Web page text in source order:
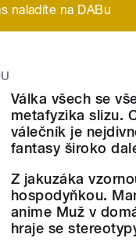
naladíte na DABu
Válka všech se
metafyzika slizu.
válečník je
fantasy široko
Z jakuzáka
hospodyňkou.
anime Muž v
hraje se